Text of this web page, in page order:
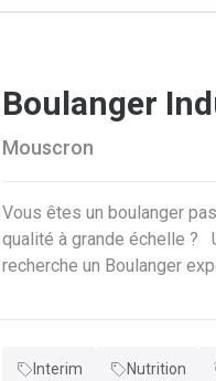
Boulanger
Mouscron
Vous êtes un boulanger
qualité à grande échelle ? Une boulangerie industrielle renommée située dans la région de Mouscron
recherche un Boulanger expérimenté
brioches et autres
d'apparence. Vous
Interim Nutrition